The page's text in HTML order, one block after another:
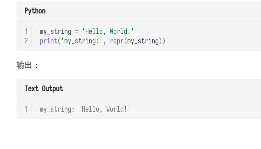
Python
1
2
my_string =
'Hello, World!'
print( 'my_string:' , repr(my_string))
输出：
Text Output
1 my_string: 'Hello, World!'